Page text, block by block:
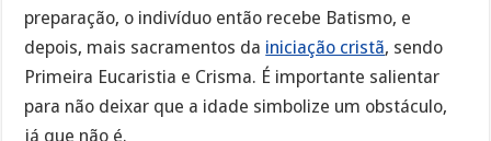
preparação, o indivíduo então recebe Batismo, e
depois, mais sacramentos da iniciação cristã, sendo
Primeira Eucaristia e Crisma. É importante salientar
para não deixar que a idade simbolize um obstáculo,
já que não é.